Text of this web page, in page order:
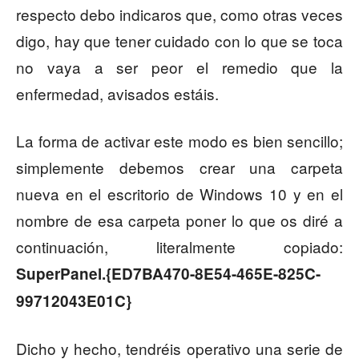
respecto debo indicaros que, como otras veces
digo, hay que tener cuidado con lo que se toca
no vaya a ser peor el remedio que la
enfermedad, avisados estáis.
La forma de activar este modo es bien sencillo;
simplemente debemos crear una carpeta
nueva en el escritorio de Windows 10 y en el
nombre de esa carpeta poner lo que os diré a
continuación, literalmente copiado:
SuperPanel.{ED7BA470-8E54-465E-825C-
99712043E01C}
Dicho y hecho, tendréis operativo una serie de